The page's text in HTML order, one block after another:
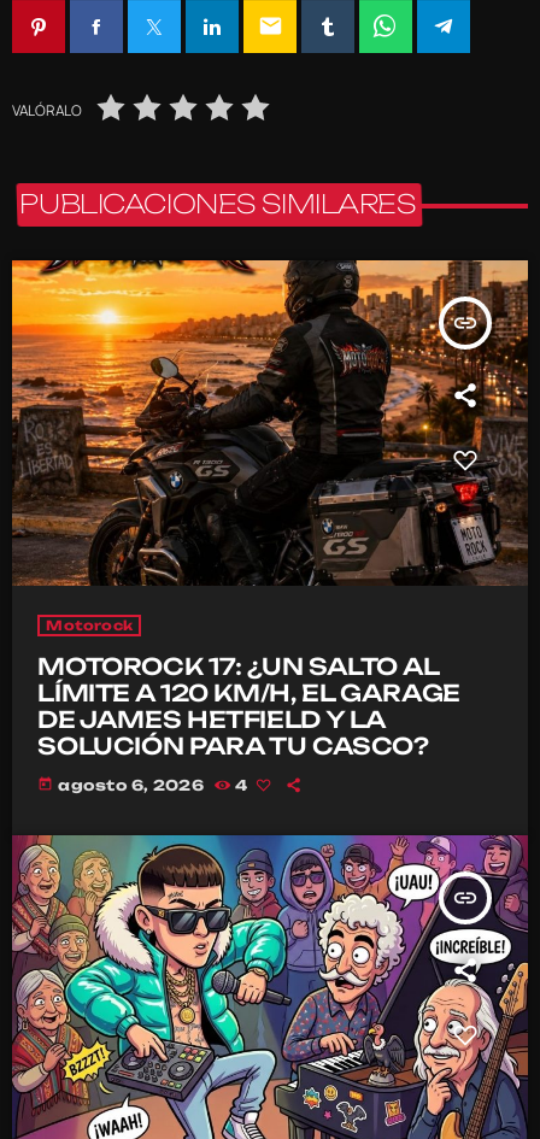
email
VALÓRALO
PUBLICACIONES SIMILARES
insert_link
Motorock
MOTOROCK 17: ¿UN SALTO AL
LÍMITE A 120 KM/H, EL GARAGE
DE JAMES HETFIELD Y LA
SOLUCIÓN PARA TU CASCO?
today agosto 6, 2026 4
insert_link